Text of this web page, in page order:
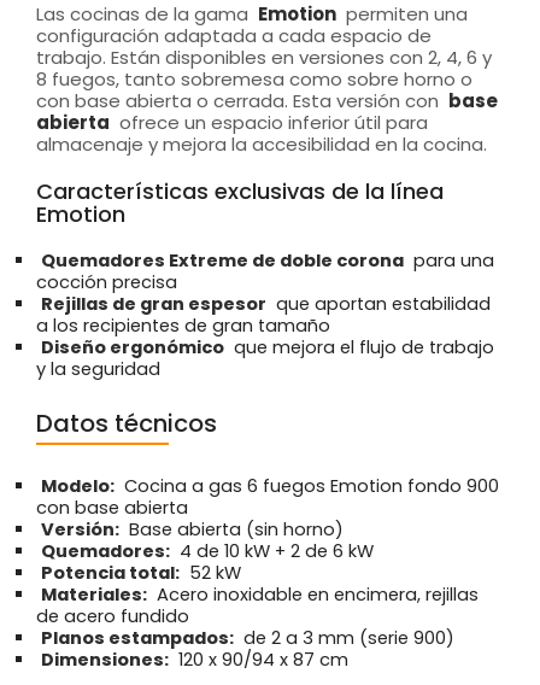
Las cocinas de la gama Emotion permiten una
configuración adaptada a cada espacio de
trabajo. Están disponibles en versiones con 2, 4, 6 y
8 fuegos, tanto sobremesa como sobre horno o
con base abierta o cerrada. Esta versión con base
abierta ofrece un espacio inferior útil para
almacenaje y mejora la accesibilidad en la cocina.
Características exclusivas de la línea
Emotion
Quemadores Extreme de doble corona para una
cocción precisa
Rejillas de gran espesor que aportan estabilidad
a los recipientes de gran tamaño
Diseño ergonómico que mejora el flujo de trabajo
y la seguridad
Datos técnicos
Modelo: Cocina a gas 6 fuegos Emotion fondo 900
con base abierta
Versión: Base abierta (sin horno)
Quemadores: 4 de 10 kW + 2 de 6 kW
Potencia total: 52 kW
Materiales: Acero inoxidable en encimera, rejillas
de acero fundido
Planos estampados: de 2 a 3 mm (serie 900)
Dimensiones: 120 x 90/94 x 87 cm